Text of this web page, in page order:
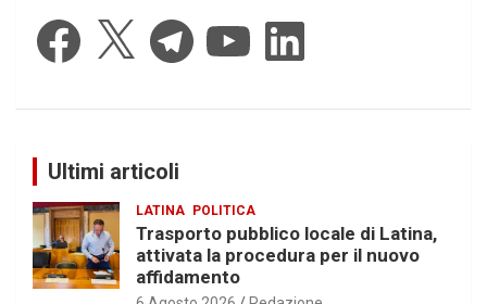
Facebook Telegram YouTube LinkedIn
Ultimi articoli
LATINA POLITICA
Trasporto pubblico locale di Latina,
attivata la procedura per il nuovo
affidamento